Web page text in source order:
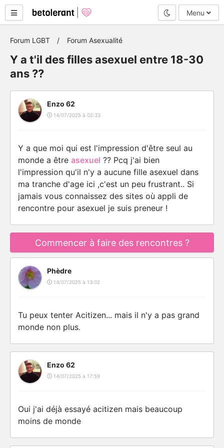
Mode nuit
Menu
Forum LGBT Forum Asexualité
Y a t'il des filles asexuel entre 18-30
ans ??
Enzo 62
14/07/2025 à 02:33
Y a que moi qui est l'impression d'être seul au
monde a être asexuel ?? Pcq j'ai bien
l'impression qu'il n'y a aucune fille asexuel dans
ma tranche d'age ici ,c'est un peu frustrant.. Si
jamais vous connaissez des sites où appli de
rencontre pour asexuel je suis preneur !
Commencer à faire des rencontres ?
Phèdre
14/07/2025 à 13:02
Tu peux tenter Acitizen... mais il n'y a pas grand
monde non plus.
Enzo 62
14/07/2025 à 17:59
Oui j'ai déjà essayé acitizen mais beaucoup
moins de monde